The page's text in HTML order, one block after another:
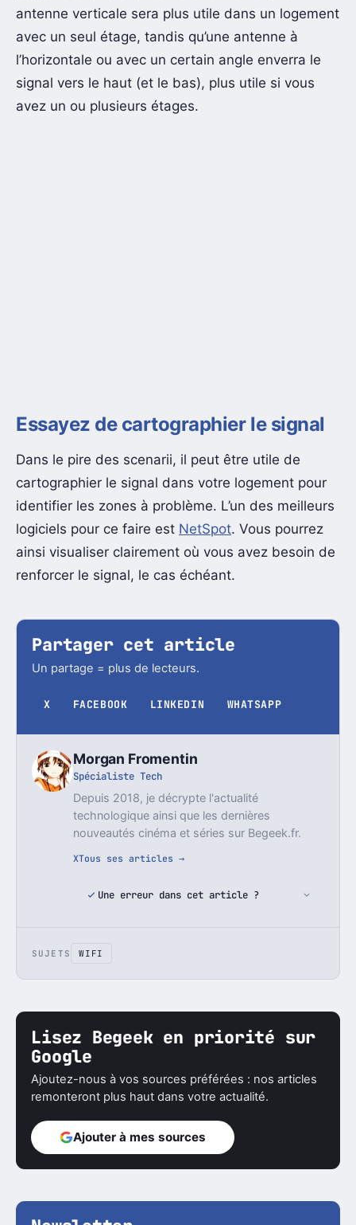
antenne verticale sera plus utile dans un logement
avec un seul étage, tandis qu’une antenne à
l’horizontale ou avec un certain angle enverra le
signal vers le haut (et le bas), plus utile si vous
avez un ou plusieurs étages.
Essayez de cartographier le signal
Dans le pire des scenarii, il peut être utile de
cartographier le signal dans votre logement pour
identifier les zones à problème. L’un des meilleurs
logiciels pour ce faire est NetSpot. Vous pourrez
ainsi visualiser clairement où vous avez besoin de
renforcer le signal, le cas échéant.
Partager cet article
Un partage = plus de lecteurs.
X FACEBOOK LINKEDIN WHATSAPP
Morgan Fromentin
Spécialiste Tech
Depuis 2018, je décrypte l'actualité
technologique ainsi que les dernières
nouveautés cinéma et séries sur Begeek.fr.
XTous ses articles →
Une erreur dans cet article ?
SUJETS WIFI
Lisez Begeek en priorité sur
Google
Ajoutez-nous à vos sources préférées : nos articles
remonteront plus haut dans votre actualité.
Ajouter à mes sources